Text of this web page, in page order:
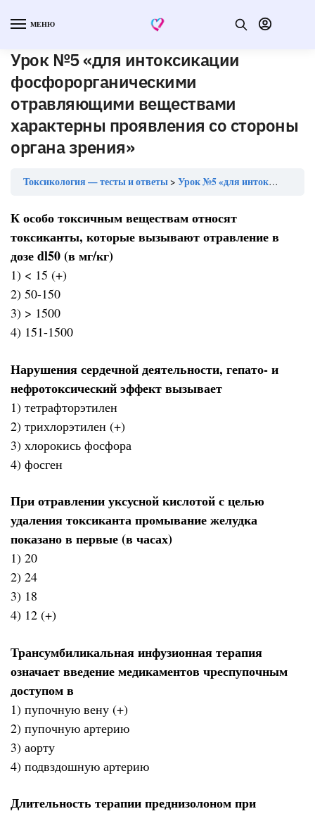
МЕНЮ
Урок №5 «для интоксикации
фосфорорганическими
отравляющими веществами
характерны проявления со стороны
органа зрения»
Токсикология — тесты и ответы Урок №5 «для интоксикации фосфорорганическими отравляющими веществами характерны проявления со стороны органа зрения»
К особо токсичным веществам относят
токсиканты, которые вызывают отравление в
дозе dl50 (в мг/кг)
1) < 15 (+)
2) 50-150
3) > 1500
4) 151-1500
Нарушения сердечной деятельности, гепато- и
нефротоксический эффект вызывает
1) тетрафторэтилен
2) трихлорэтилен (+)
3) хлорокись фосфора
4) фосген
При отравлении уксусной кислотой с целью
удаления токсиканта промывание желудка
показано в первые (в часах)
1) 20
2) 24
3) 18
4) 12 (+)
Трансумбиликальная инфузионная терапия
означает введение медикаментов чреспупочным
доступом в
1) пупочную вену (+)
2) пупочную артерию
3) аорту
4) подвздошную артерию
Длительность терапии преднизолоном при